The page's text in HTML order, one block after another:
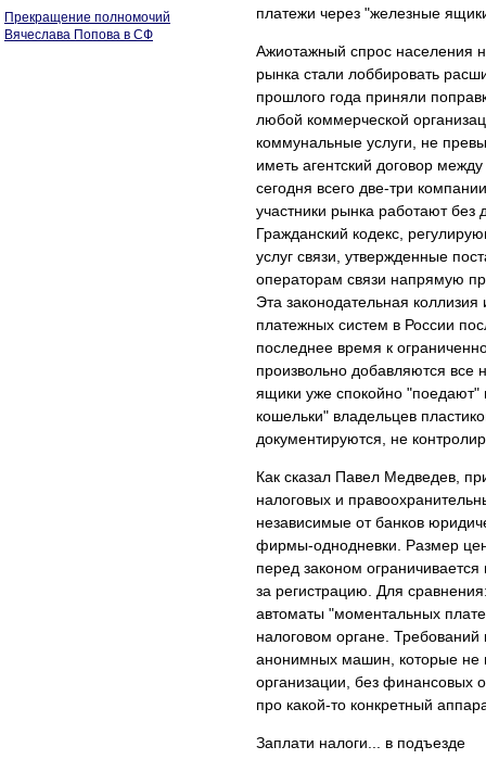
Прекращение полномочий
Вячеслава Попова в СФ
платежи через "железные
Ажиотажный спрос населения
рынка стали лоббировать
прошлого года приняли
любой коммерческой
коммунальные услуги, не
иметь агентский договор
сегодня всего две-три
участники рынка работают
Гражданский кодекс,
услуг связи, утвержденные
операторам связи напрямую
Эта законодательная
платежных систем в России
последнее время к
произвольно добавляются все
ящики уже спокойно "поедают"
кошельки" владельцев
документируются, не
Как сказал Павел Медведев,
налоговых и
независимые от банков
фирмы-однодневки. Размер
перед законом
за регистрацию. Для
автоматы "моментальных
налоговом органе. Требований
анонимных машин, которые не
организации, без финансовых
про какой-то конкретный
Заплати налоги... в подъезде